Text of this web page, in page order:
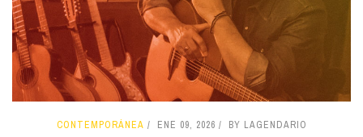
CONTEMPORÁNEA ENE 09, 2026 BY LAGENDARIO